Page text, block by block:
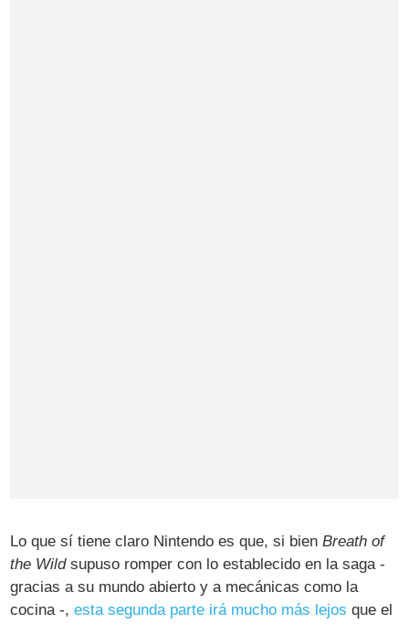
Lo que sí tiene claro Nintendo es que, si bienBreath of
the Wildsupuso romper con lo establecido en la saga -
gracias a su mundo abierto y a mecánicas como la
cocina -,esta segunda parte irá mucho más lejos que el